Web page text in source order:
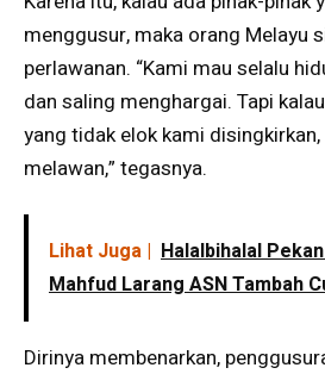
menggusur, maka orang Melayu
perlawanan. “Kami mau selalu
dan saling menghargai. Tapi
yang tidak elok kami disingkirkan,
melawan,” tegasnya.
Lihat Juga | Halalbihalal
Mahfud Larang ASN Tambah
Dirinya membenarkan,